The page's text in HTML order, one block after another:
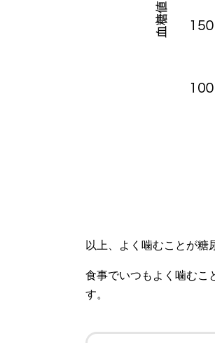
以上、よく噛むことが糖
食事でいつもよく噛むこ
す。